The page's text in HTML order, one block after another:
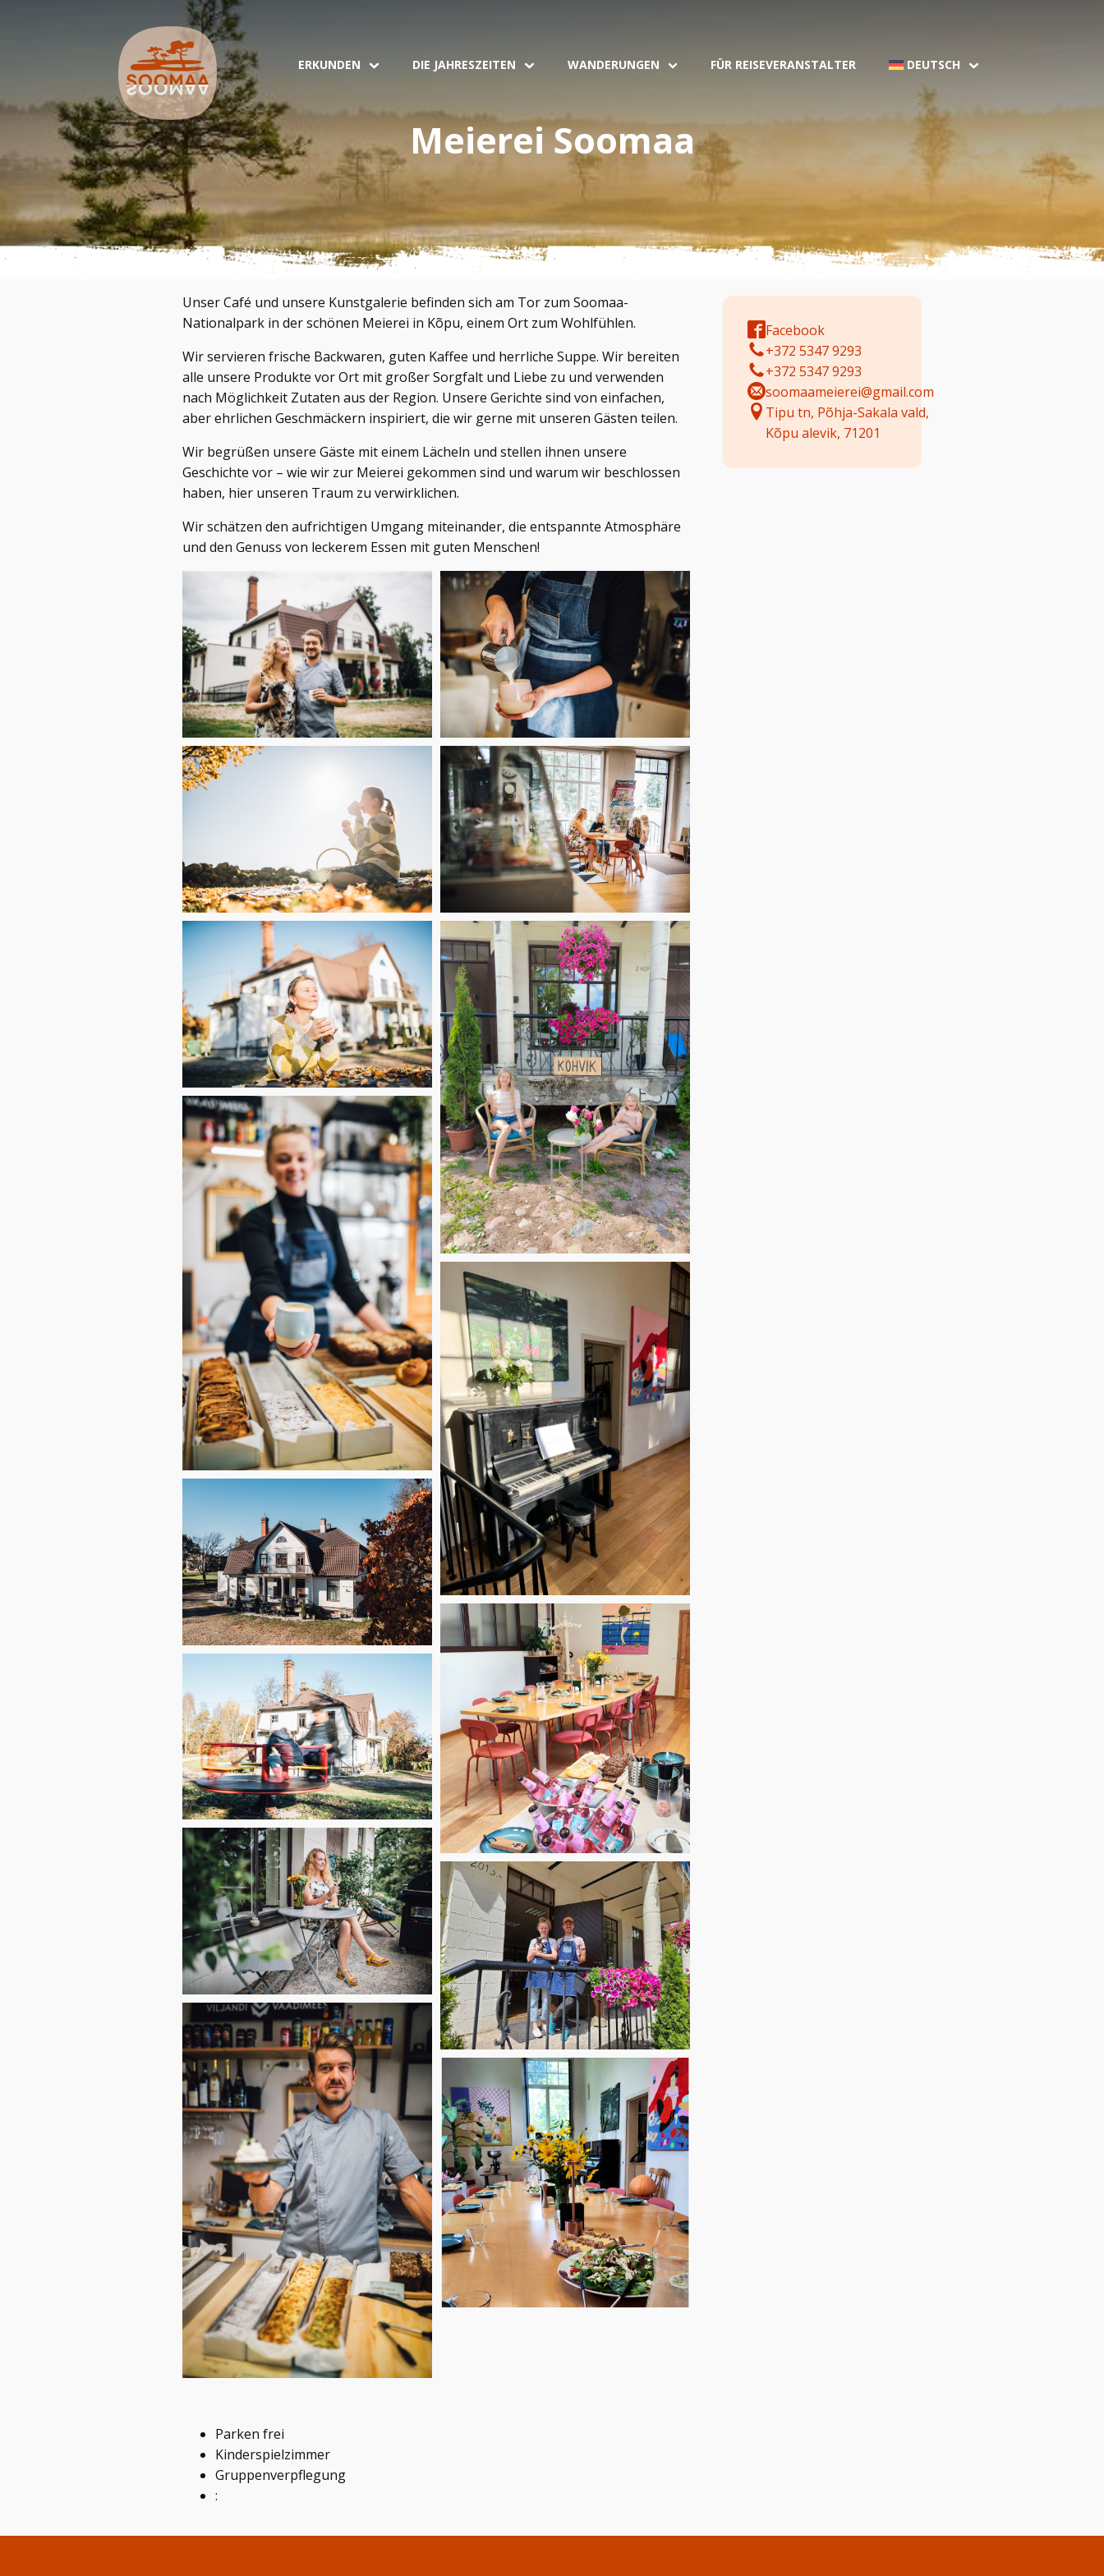
ERKUNDEN DIE JAHRESZEITEN WANDERUNGEN FÜR REISEVERANSTALTER DEUTSCH
Meierei Soomaa
Unser Café und unsere Kunstgalerie befinden sich am Tor zum Soomaa-
Nationalpark in der schönen Meierei in Kõpu, einem Ort zum Wohlfühlen.
Wir servieren frische Backwaren, guten Kaffee und herrliche Suppe. Wir bereiten
alle unsere Produkte vor Ort mit großer Sorgfalt und Liebe zu und verwenden
nach Möglichkeit Zutaten aus der Region. Unsere Gerichte sind von einfachen,
aber ehrlichen Geschmäckern inspiriert, die wir gerne mit unseren Gästen teilen.
Wir begrüßen unsere Gäste mit einem Lächeln und stellen ihnen unsere
Geschichte vor – wie wir zur Meierei gekommen sind und warum wir beschlossen
haben, hier unseren Traum zu verwirklichen.
Wir schätzen den aufrichtigen Umgang miteinander, die entspannte Atmosphäre
und den Genuss von leckerem Essen mit guten Menschen!
Parken frei
Kinderspielzimmer
Gruppenverpflegung
:
Facebook
+372 5347 9293
+372 5347 9293
soomaameierei@gmail.com
Tipu tn, Põhja-Sakala vald,
Kõpu alevik, 71201